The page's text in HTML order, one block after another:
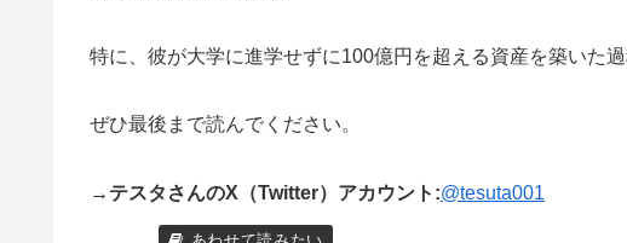
特に、彼が大学に進学せずに100億円を超える資産を築いた
ぜひ最後まで読んでください。
→テスタさんのX（Twitter）アカウント:@tesuta001